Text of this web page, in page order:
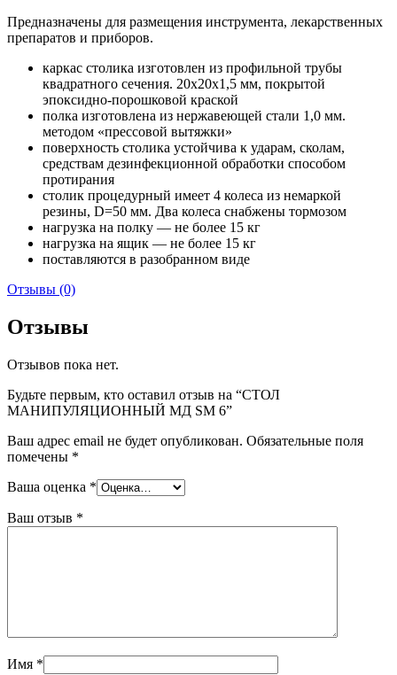
Предназначены для размещения инструмента, лекарственных
препаратов и приборов.
каркас столика изготовлен из профильной трубы
квадратного сечения. 20х20х1,5 мм, покрытой
эпоксидно-порошковой краской
полка изготовлена из нержавеющей стали 1,0 мм.
методом «прессовой вытяжки»
поверхность столика устойчива к ударам, сколам,
средствам дезинфекционной обработки способом
протирания
столик процедурный имеет 4 колеса из немаркой
резины, D=50 мм. Два колеса снабжены тормозом
нагрузка на полку — не более 15 кг
нагрузка на ящик — не более 15 кг
поставляются в разобранном виде
Отзывы (0)
Отзывы
Отзывов пока нет.
Будьте первым, кто оставил отзыв на “СТОЛ
МАНИПУЛЯЦИОННЫЙ МД SM 6”
Ваш адрес email не будет опубликован. Обязательные поля
помечены *
Ваша оценка *
Ваш отзыв *
Имя *